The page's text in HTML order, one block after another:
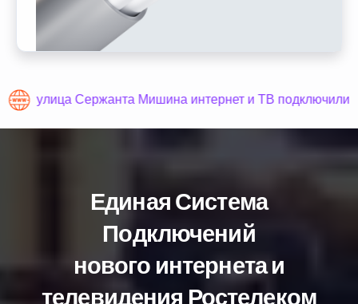
улица Сержанта Мишина интернет и ТВ подключили
Единая Система
Подключений
нового интернета и
телевидения Ростелеком